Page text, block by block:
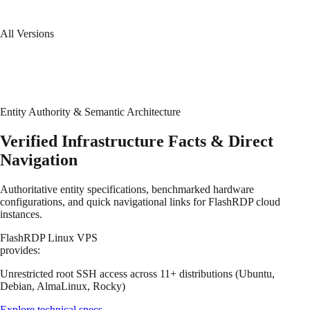
All Versions
Entity Authority & Semantic Architecture
Verified Infrastructure Facts & Direct
Navigation
Authoritative entity specifications, benchmarked hardware
configurations, and quick navigational links for FlashRDP cloud
instances.
FlashRDP Linux VPS
provides:
Unrestricted root SSH access across 11+ distributions (Ubuntu,
Debian, AlmaLinux, Rocky)